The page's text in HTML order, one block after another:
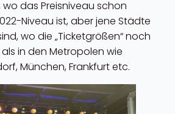
das Preisniveau schon
Niveau ist, aber jene Städte
wo die „Ticketgrößen“ noch
in den Metropolen wie
München, Frankfurt etc.